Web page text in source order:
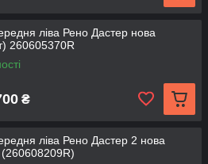
ліва Рено Дастер нова
260605370R
₴
ліва Рено Дастер 2 нова